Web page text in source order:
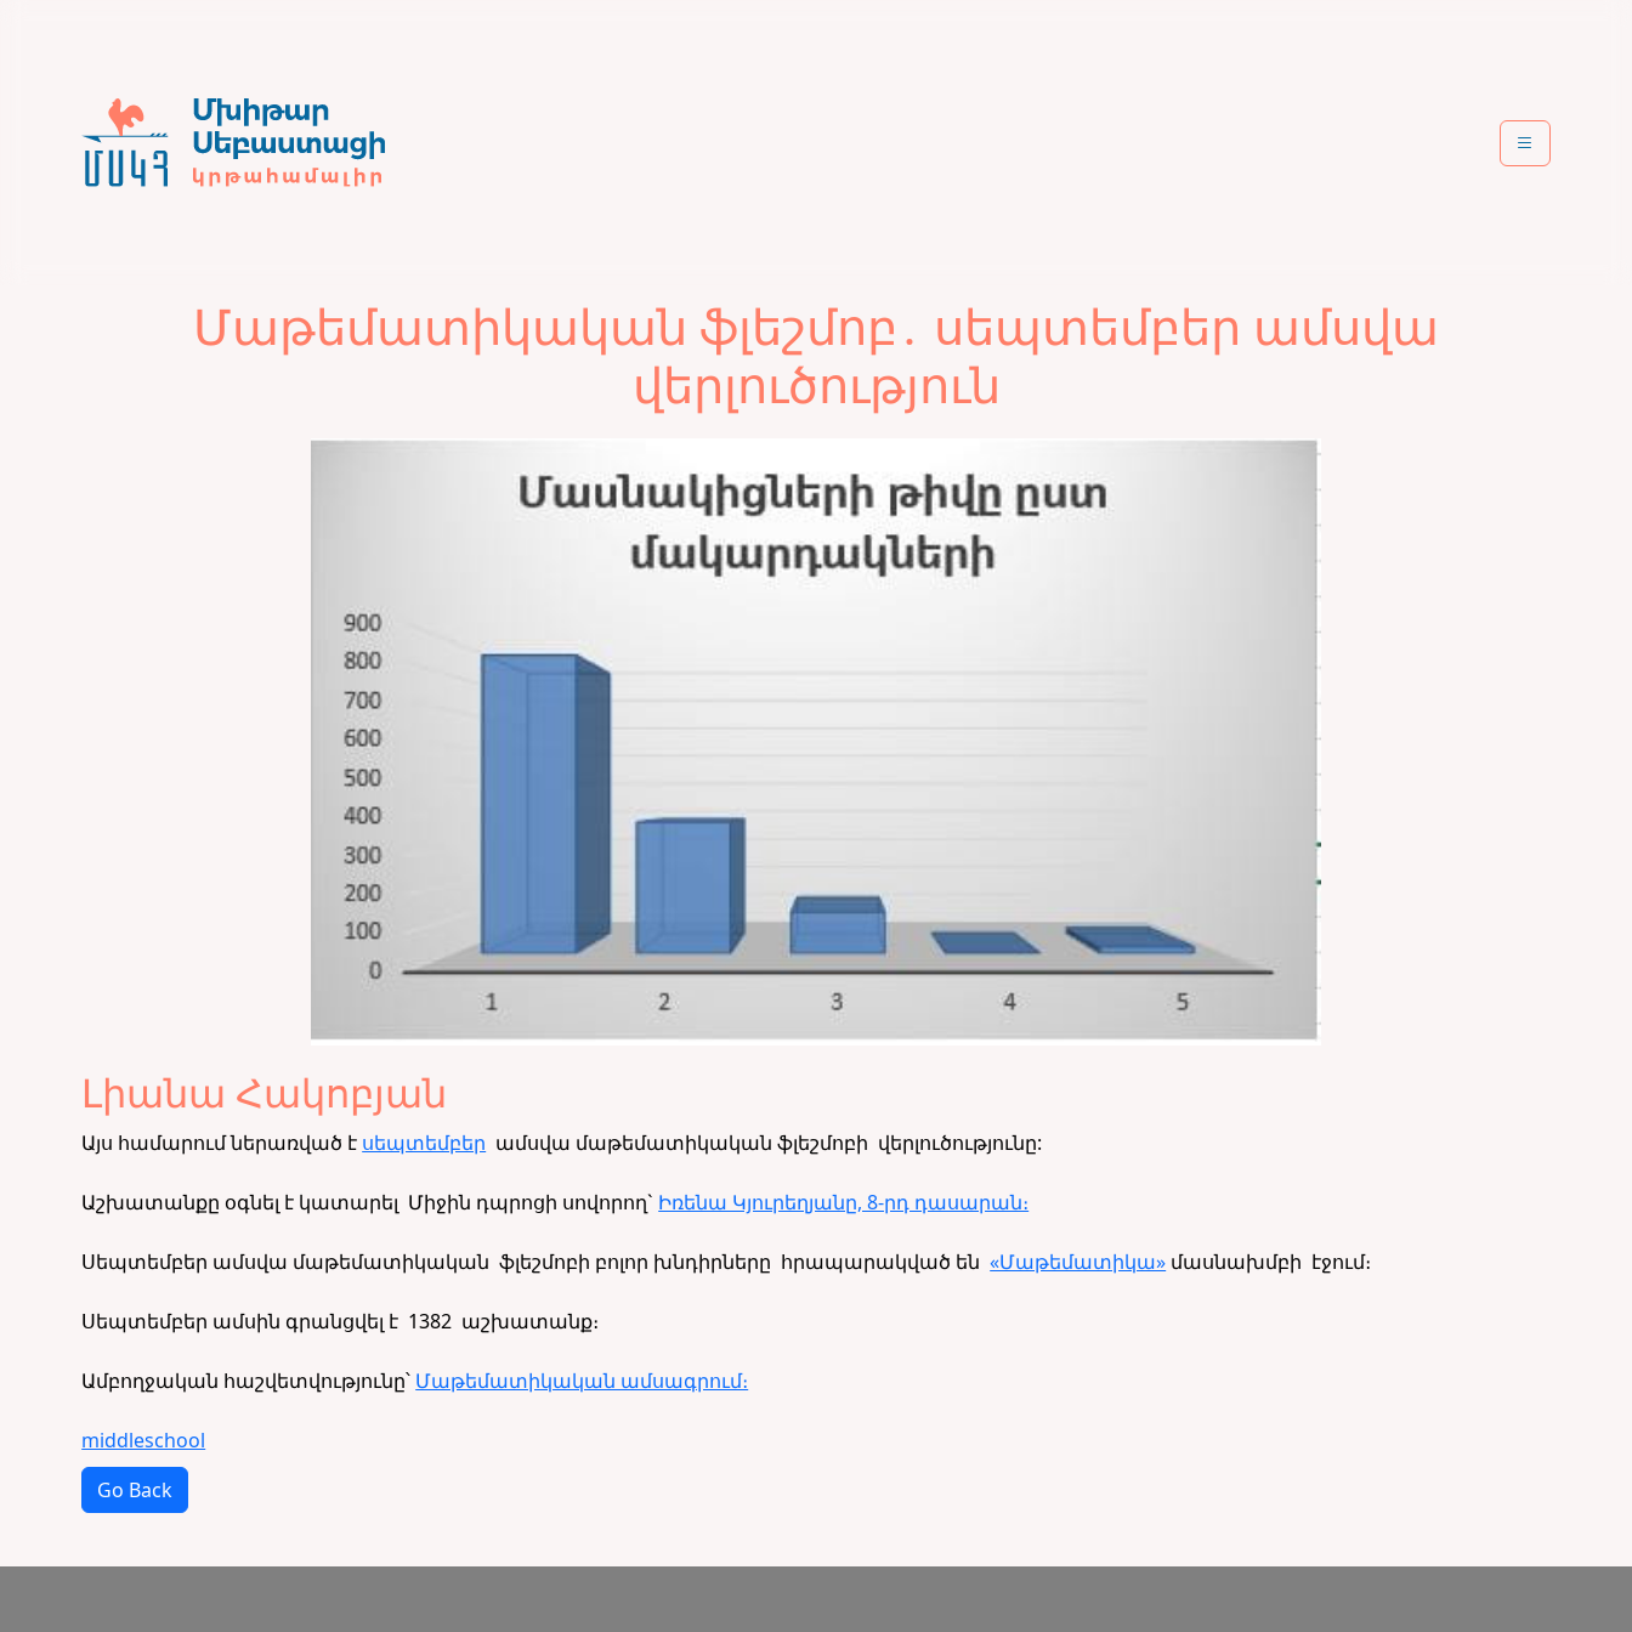
Մաթեմատիկական ֆլեշմոբ․ սեպտեմբեր ամսվա
վերլուծություն
Լիանա Հակոբյան
Այս համարում ներառված է սեպտեմբեր ամսվա մաթեմատիկական ֆլեշմոբի վերլուծությունը:
Աշխատանքը օգնել է կատարել Միջին դպրոցի սովորող` Իռենա Կյուրեղյանը, 8-րդ դասարան։
Սեպտեմբեր ամսվա մաթեմատիկական ֆլեշմոբի բոլոր խնդիրները հրապարակված են«Մաթեմատիկա» մասնախմբի էջում։
Սեպտեմբեր ամսին գրանցվել է 1382 աշխատանք։
Ամբողջական հաշվետվությունը՝ Մաթեմատիկական ամսագրում։
middleschool
Go Back